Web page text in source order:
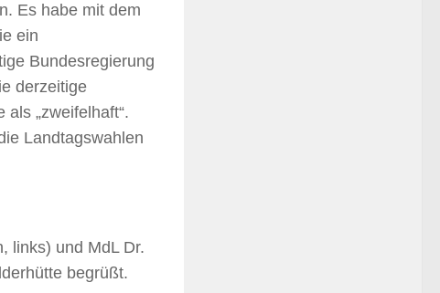
Es habe mit dem
ein
Bundesregierung
derzeitige
„zweifelhaft“.
Landtagswahlen
links) und MdL Dr.
begrüßt.